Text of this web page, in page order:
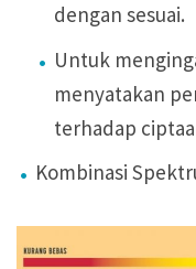
dengan sesuai.
Untuk
menyatakan
terhadap
Kombinasi